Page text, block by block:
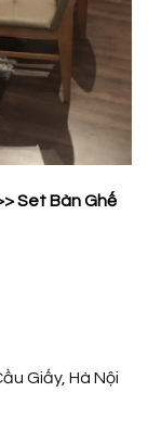
Set Bàn Ghế
Giấy, Hà Nội